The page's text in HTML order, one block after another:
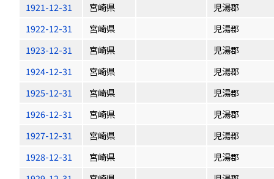
1921-12-31
宮崎県
児湯郡
1922-12-31
宮崎県
児湯郡
1923-12-31
宮崎県
児湯郡
1924-12-31
宮崎県
児湯郡
1925-12-31
宮崎県
児湯郡
1926-12-31
宮崎県
児湯郡
1927-12-31
宮崎県
児湯郡
1928-12-31
宮崎県
児湯郡